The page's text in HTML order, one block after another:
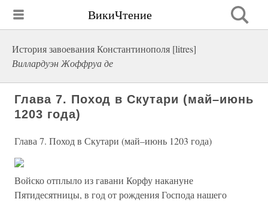
ВикиЧтение
История завоевания Константинополя [litres]
Виллардуэн Жоффруа де
Глава 7. Поход в Скутари (май–июнь
1203 года)
Глава 7. Поход в Скутари (май–июнь 1203 года)
Войско отплыло из гавани Корфу накануне
Пятидесятницы, в год от рождения Господа нашего